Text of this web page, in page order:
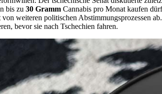
bis zu 30 Gramm Cannabis pro Monat kaufen
weiteren politischen Abstimmungsprozessen
bevor sie nach Tschechien fahren.